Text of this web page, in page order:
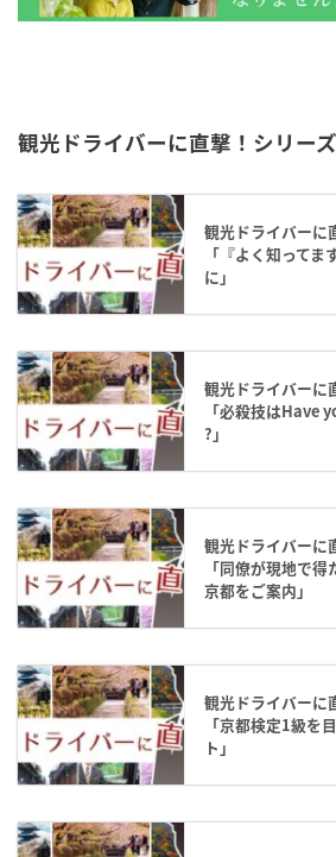
観光ドライバーに直撃！シリーズ
観光ドライバーに
「『よく知って
に」
観光ドライバーに
「必殺技はHave
?」
観光ドライバーに
「同僚が現地で
京都をご案内」
観光ドライバーに
「京都検定1級を
ト」